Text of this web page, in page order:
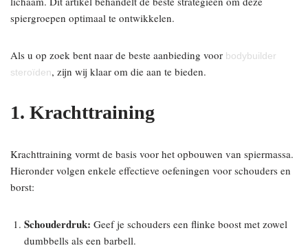
spiergroepen optimaal te ontwikkelen.
Als u op zoek bent naar de beste aanbieding voor bodybuilder
steroïden, zijn wij klaar om die aan te bieden.
1. Krachttraining
Krachttraining vormt de basis voor het opbouwen van spiermassa.
Hieronder volgen enkele effectieve oefeningen voor schouders en
borst:
Schouderdruk: Geef je schouders een flinke boost met zowel
dumbbells als een barbell.